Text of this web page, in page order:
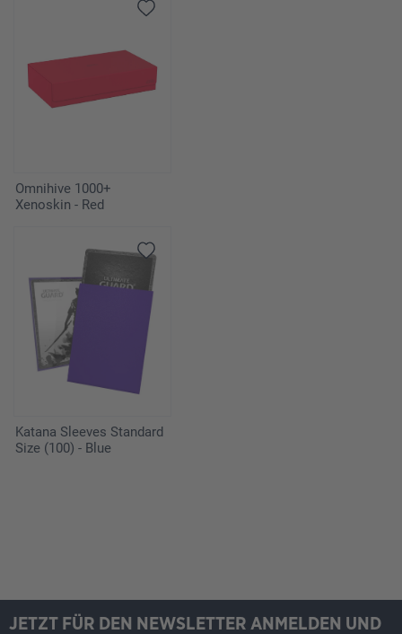
Omnihive 1000+
Xenoskin - Red
Katana Sleeves Standard
Size (100) - Blue
JETZT FÜR DEN NEWSLETTER ANMELDEN UND